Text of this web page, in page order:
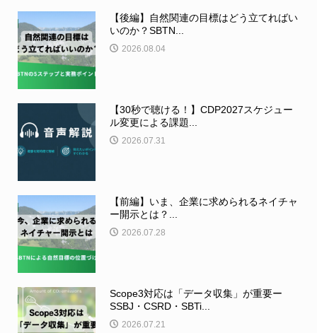
【後編】自然関連の目標はどう立てればい
いのか？SBTN...
2026.08.04
【30秒で聴ける！】CDP2027スケジュー
ル変更による課題...
2026.07.31
【前編】いま、企業に求められるネイチャ
ー開示とは？...
2026.07.28
Scope3対応は「データ収集」が重要ー
SSBJ・CSRD・SBTi...
2026.07.21